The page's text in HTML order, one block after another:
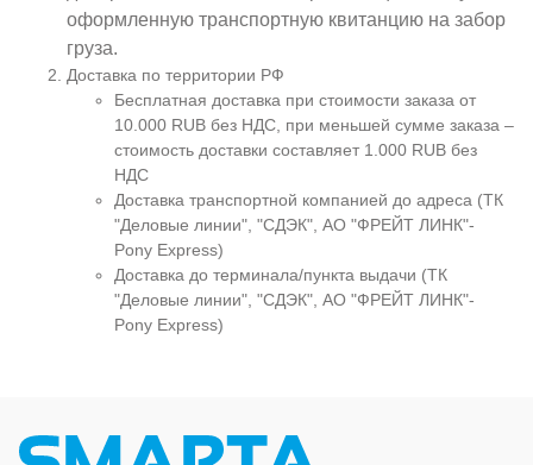
оформленную транспортную квитанцию на забор
груза.
Доставка по территории РФ
Бесплатная доставка при стоимости заказа от
10.000 RUB без НДС, при меньшей сумме заказа –
стоимость доставки составляет 1.000 RUB без
НДС
Доставка транспортной компанией до адреса (ТК
"Деловые линии", "СДЭК", АО "ФРЕЙТ ЛИНК"-
Pony Express)
Доставка до терминала/пункта выдачи (ТК
"Деловые линии", "СДЭК", АО "ФРЕЙТ ЛИНК"-
Pony Express)